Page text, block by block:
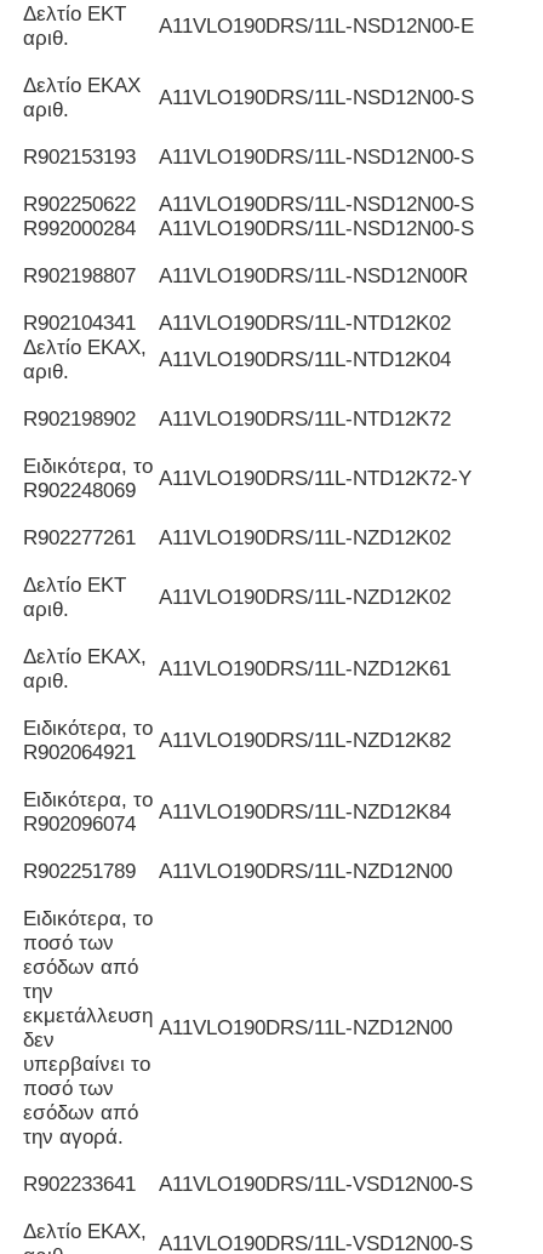
Δελτίο ΕΚΤ
αριθ.
Α11VLO190DRS/11L-NSD12N00-E
Δελτίο ΕΚΑΧ
αριθ.
Α11VLO190DRS/11L-NSD12N00-S
R902153193 Α11VLO190DRS/11L-NSD12N00-S
R902250622
Α11VLO190DRS/11L-NSD12N00-S
R992000284
Α11VLO190DRS/11L-NSD12N00-S
R902198807 Α11VLO190DRS/11L-NSD12N00R
R902104341
Α11VLO190DRS/11L-NTD12K02
Δελτίο ΕΚΑΧ,
αριθ.
Α11VLO190DRS/11L-NTD12K04
R902198902 Α11VLO190DRS/11L-NTD12K72
Ειδικότερα, το
R902248069
Α11VLO190DRS/11L-NTD12K72-Y
R902277261 Α11VLO190DRS/11L-NZD12K02
Δελτίο ΕΚΤ
αριθ.
Α11VLO190DRS/11L-NZD12K02
Δελτίο ΕΚΑΧ,
αριθ.
Α11VLO190DRS/11L-NZD12K61
Ειδικότερα, το
R902064921
Α11VLO190DRS/11L-NZD12K82
Ειδικότερα, το
R902096074
Α11VLO190DRS/11L-NZD12K84
R902251789 Α11VLO190DRS/11L-NZD12N00
Ειδικότερα, το
ποσό των
εσόδων από
την
εκμετάλλευση
δεν
υπερβαίνει το
ποσό των
εσόδων από
την αγορά.
Α11VLO190DRS/11L-NZD12N00
R902233641 Α11VLO190DRS/11L-VSD12N00-S
Δελτίο ΕΚΑΧ,
Α11VLO190DRS/11L-VSD12N00-S